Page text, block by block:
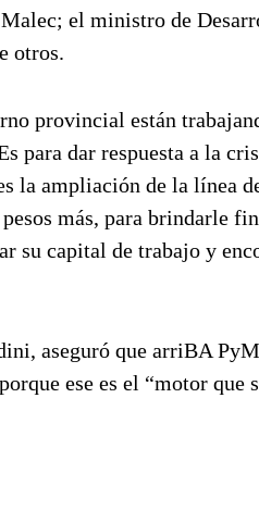
el ministro de
otros.
provincial están
para dar respuesta a la
la ampliación de la línea
más, para brindarle
su capital de trabajo y
aseguró que arriBA
ese es el “motor que